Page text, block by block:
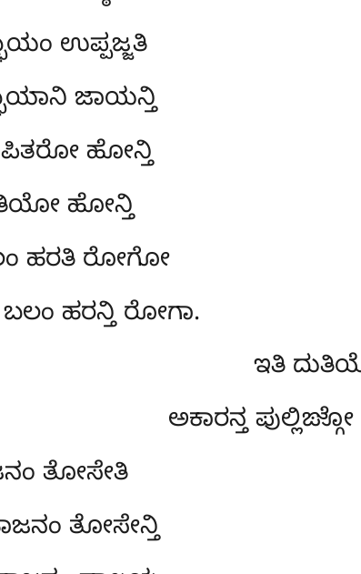
ಉಪ್ಪಜ್ಜತಿ
ಜಾಯನ್ತಿ
ಹೋನ್ತಿ
ಹೋನ್ತಿ
ಹರತಿ ರೋಗೋ
ಬಲಂ ಹರನ್ತಿ ರೋಗಾ.
ಇತಿ
ಅಕಾರನ್ತ
ತೋಸೇತಿ
ತೋಸೇನ್ತಿ